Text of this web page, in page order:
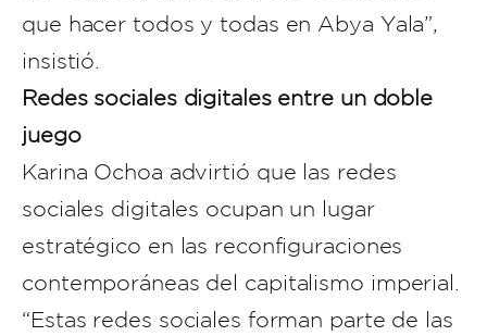
que hacer todos y todas en Abya Yala”,
insistió.
Redes sociales digitales entre un doble
juego
Karina Ochoa advirtió que las redes
sociales digitales ocupan un lugar
estratégico en las reconfiguraciones
contemporáneas del capitalismo imperial.
“Estas redes sociales forman parte de las